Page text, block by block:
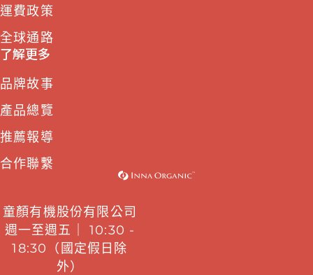
運費政策
全球通路
了解更多
品牌故事
產品總覽
推薦報導
合作聯繫
童顏有機股份有限公司
週一至週五｜ 10:30 -
18:30（國定假日除
外）